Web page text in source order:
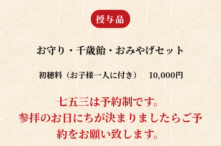
授与品
お守り・千歳飴・おみやげセット
初穂料（お子様一人に付き） 10,000円
七五三は予約制です。
参拝のお日にちが決まりましたらご予
約をお願い致します。